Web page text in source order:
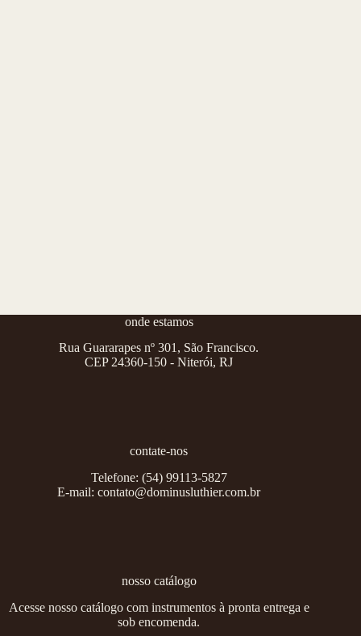
onde estamos
Rua Guararapes nº 301, São Francisco.
CEP 24360-150 - Niterói, RJ
contate-nos
Telefone: (54) 99113-5827
E-mail:contato@dominusluthier.com.br
nosso catálogo
Acesse nosso catálogo com instrumentos à pronta entrega e
sob encomenda.